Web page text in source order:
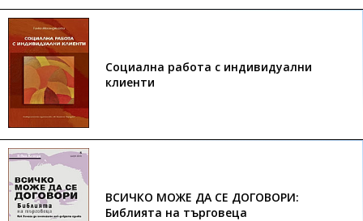
Социална работа с индивидуални
клиенти
ВСИЧКО МОЖЕ ДА СЕ ДОГОВОРИ:
Библията на търговеца